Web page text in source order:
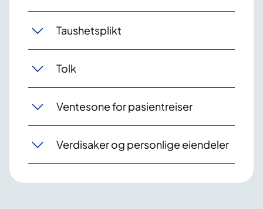
Taushetsplikt
Tolk
Ventesone for pasientreiser
Verdisaker og personlige eiendeler